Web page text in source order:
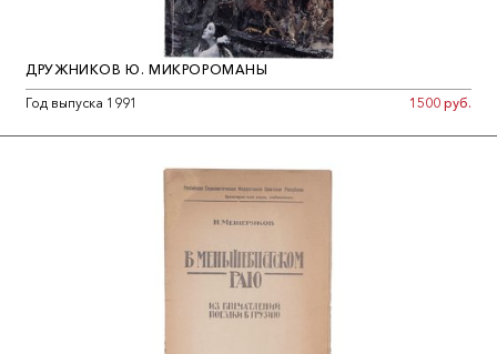
ДРУЖНИКОВ Ю. МИКРОРОМАНЫ
Год выпуска 1991
1500 руб.